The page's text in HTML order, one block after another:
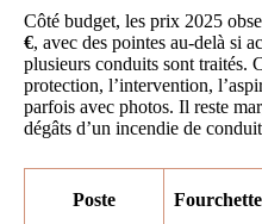
Côté budget, les prix 2025
€, avec des pointes au-delà si
plusieurs conduits sont traités.
protection, l’intervention,
parfois avec photos. Il reste
dégâts d’un incendie de
Poste Fourchette